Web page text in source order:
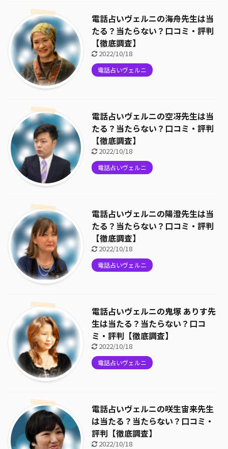
電話占いヴェルニの海舟先生は当
たる？当たらない？口コミ・評判
【徹底調査】
2022/10/18
電話占いヴェルニ
電話占いヴェルニの空冴先生は当
たる？当たらない？口コミ・評判
【徹底調査】
2022/10/18
電話占いヴェルニ
電話占いヴェルニの陽澄先生は当
たる？当たらない？口コミ・評判
【徹底調査】
2022/10/18
電話占いヴェルニ
電話占いヴェルニの鬼塚 ありす先
生は当たる？当たらない？口コ
ミ・評判【徹底調査】
2022/10/18
電話占いヴェルニ
電話占いヴェルニの咲生宙来先生
は当たる？当たらない？口コミ・
評判【徹底調査】
2022/10/18